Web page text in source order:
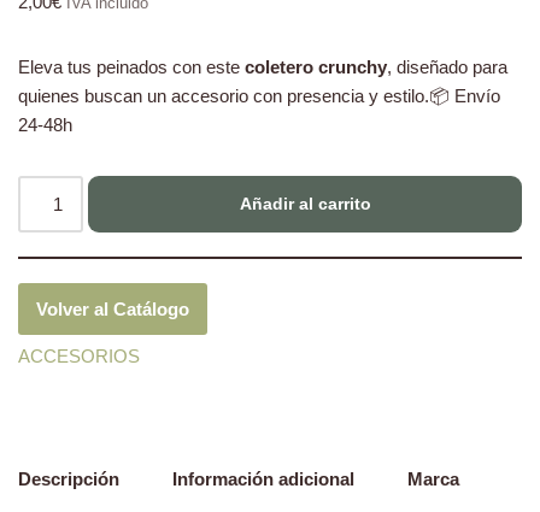
IVA incluido
Eleva tus peinados con este coletero crunchy, diseñado para
quienes buscan un accesorio con presencia y estilo.📦 Envío
24-48h
Añadir al carrito
Volver al Catálogo
ACCESORIOS
Descripción Información adicional Marca